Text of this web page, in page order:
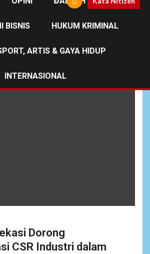
BISNIS HUKUM KRIMINAL
ARTIS & GAYA HIDUP
INTERNASIONAL
Dorong
CSR Industri dalam